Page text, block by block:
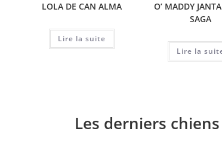
LOLA DE CAN ALMA
Lire la suite
O’ MADDY
SAGA
Lire la
Les derniers